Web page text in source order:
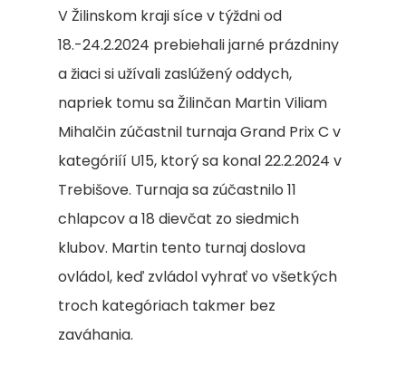
V Žilinskom kraji síce v týždni od
18.-24.2.2024 prebiehali jarné prázdniny
a žiaci si užívali zaslúžený oddych,
napriek tomu sa Žilinčan Martin Viliam
Mihalčin zúčastnil turnaja Grand Prix C v
kategóriíí U15, ktorý sa konal 22.2.2024 v
Trebišove. Turnaja sa zúčastnilo 11
chlapcov a 18 dievčat zo siedmich
klubov. Martin tento turnaj doslova
ovládol, keď zvládol vyhrať vo všetkých
troch kategóriach takmer bez
zaváhania.